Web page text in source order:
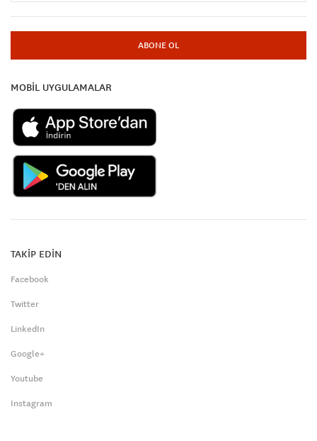
ABONE OL
MOBİL UYGULAMALAR
TAKİP EDİN
Facebook
Twitter
LinkedIn
Google+
Youtube
Instagram